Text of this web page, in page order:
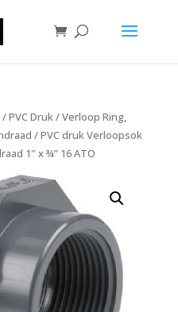
/PVC Druk/Verloop Ring,
/ PVC druk Verloopsok
1″ x ¾” 16 ATO